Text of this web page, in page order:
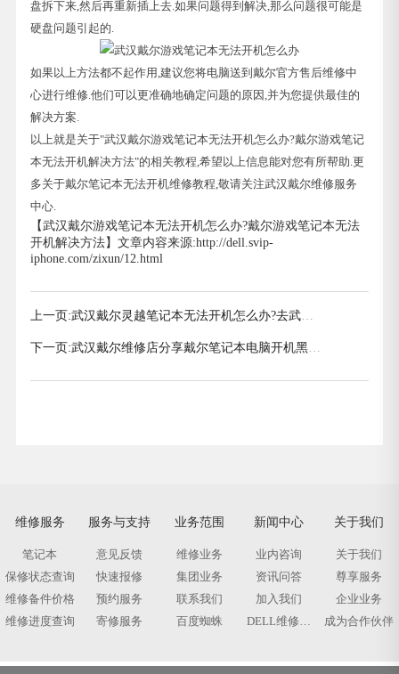
盘拆下来,然后再重新插上去.如果问题得到解决,那么问题很可能是
硬盘问题引起的.
如果以上方法都不起作用,建议您将电脑送到戴尔官方售后维修中
心进行维修.他们可以更准确地确定问题的原因,并为您提供最佳的
解决方案.
以上就是关于"武汉戴尔游戏笔记本无法开机怎么办?戴尔游戏笔记
本无法开机解决方法"的相关教程,希望以上信息能对您有所帮助.更
多关于戴尔笔记本无法开机维修教程,敬请关注武汉戴尔维修服务
中心.
【武汉戴尔游戏笔记本无法开机怎么办?戴尔游戏笔记本无法
开机解决方法】文章内容来源:http://dell.svip-
iphone.com/zixun/12.html
上一页:武汉戴尔灵越笔记本无法开机怎么办?去武汉
下一页:武汉戴尔维修店分享戴尔笔记本电脑开机黑屏
维修服务
笔记本
保修状态查询
维修备件价格
维修进度查询
服务与支持
意见反馈
快速报修
预约服务
寄修服务
业务范围
维修业务
集团业务
联系我们
百度蜘蛛
新闻中心
业内咨询
资讯问答
加入我们
DELL维修标
关于我们
关于我们
尊享服务
企业业务
成为合作伙伴